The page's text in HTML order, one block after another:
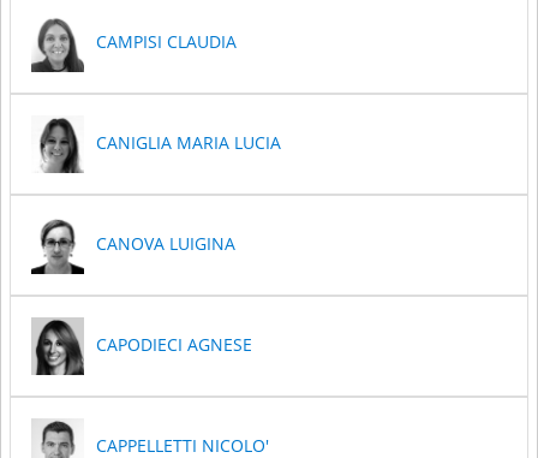
CAMPISI CLAUDIA
CANIGLIA MARIA LUCIA
CANOVA LUIGINA
CAPODIECI AGNESE
CAPPELLETTI NICOLO'